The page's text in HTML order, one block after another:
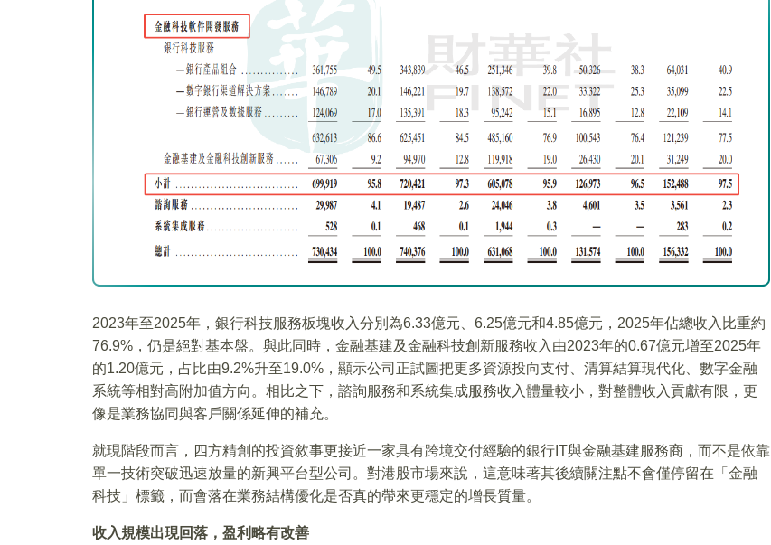
2023年至2025年，銀行科技服務板塊收入分別為6.33億元、6.25億元和4.85億元，2025年佔總收入比重約
76.9%，仍是絕對基本盤。與此同時，金融基建及金融科技創新服務收入由2023年的0.67億元增至2025年
的1.20億元，占比由9.2%升至19.0%，顯示公司正試圖把更多資源投向支付、清算結算現代化、數字金融
系統等相對高附加值方向。相比之下，諮詢服務和系統集成服務收入體量較小，對整體收入貢獻有限，更
像是業務協同與客戶關係延伸的補充。
就現階段而言，四方精創的投資敘事更接近一家具有跨境交付經驗的銀行IT與金融基建服務商，而不是依靠
單一技術突破迅速放量的新興平台型公司。對港股市場來說，這意味著其後續關注點不會僅停留在「金融
科技」標籤，而會落在業務結構優化是否真的帶來更穩定的增長質量。
收入規模出現回落， 盈利略有改善